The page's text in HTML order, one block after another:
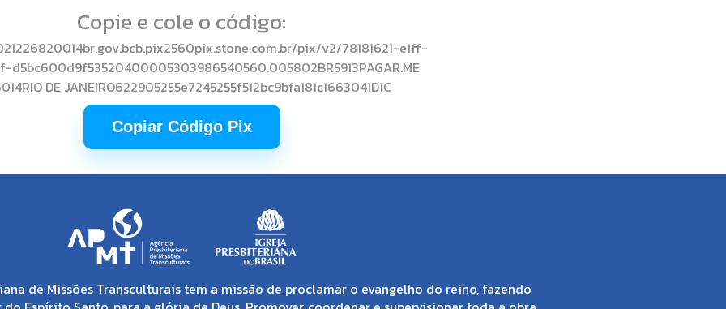
Copie e cole o código:
pix/v2/78181621-e1ff-
d5bc600d9f53520400005303986540560.005802BR5913PAGAR.ME
DE JANEIRO622905255e7245255f512bc9bfa181c1663041D1C
Copiar Código Pix
de Missões Transculturais tem a missão de proclamar o evangelho do reino, fazendo